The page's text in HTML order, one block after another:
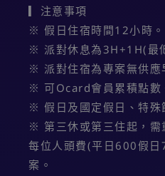
▎注意事項
※ 假日住宿時間12小時。
※ 派對休息為3H+1H(最
※ 派對住宿為專案無供應
※ 可Ocard會員累積點數
※ 假日及國定假日、特殊
※ 第三休或第三住起，需
每位人頭費(平日600假
案。